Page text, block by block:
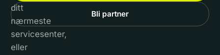
ditt
nærmeste
servicesenter,
eller
Bli partner